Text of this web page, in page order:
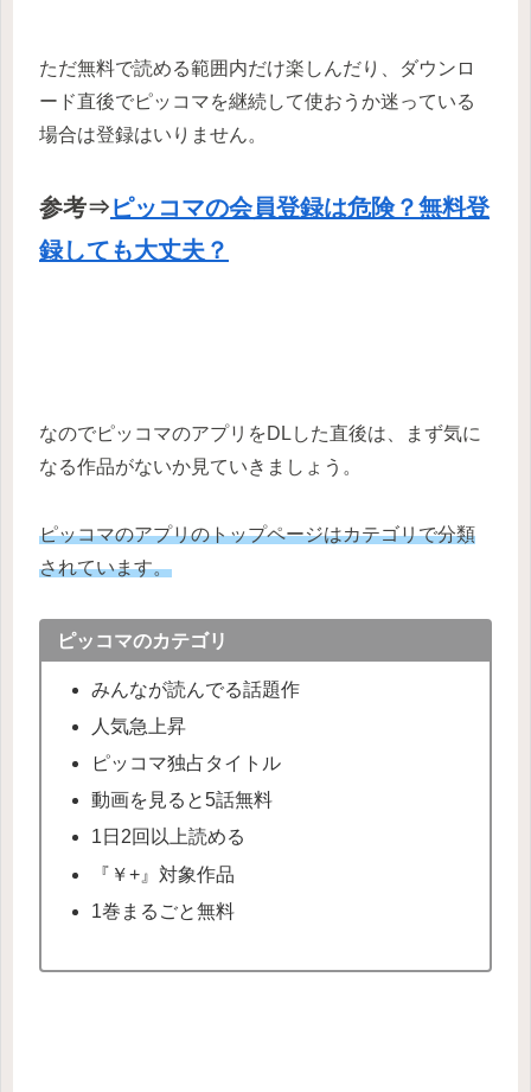
ただ無料で読める範囲内だけ楽しんだり、ダウンロ
ード直後でピッコマを継続して使おうか迷っている
場合は登録はいりません。
参考⇒ピッコマの会員登録は危険？無料登
録しても大丈夫？
なのでピッコマのアプリをDLした直後は、まず気に
なる作品がないか見ていきましょう。
ピッコマのアプリのトップページはカテゴリで分類
されています。
ピッコマのカテゴリ
みんなが読んでる話題作
人気急上昇
ピッコマ独占タイトル
動画を見ると5話無料
1日2回以上読める
『￥+』対象作品
1巻まるごと無料